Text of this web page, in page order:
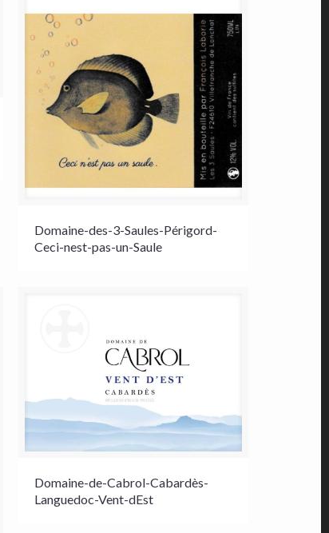
Domaine-des-3-Saules-Périgord-
Ceci-nest-pas-un-Saule
Domaine-de-Cabrol-Cabardès-
Languedoc-Vent-dEst